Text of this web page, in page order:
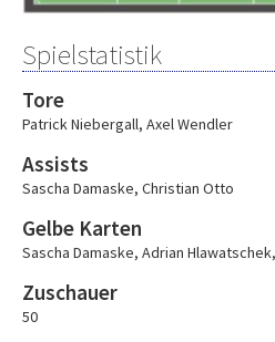
Spielstatistik
Tore
Patrick Niebergall, Axel Wendler
Assists
Sascha Damaske, Christian Otto
Gelbe Karten
Sascha Damaske, Adrian Hlawatschek,
Zuschauer
50